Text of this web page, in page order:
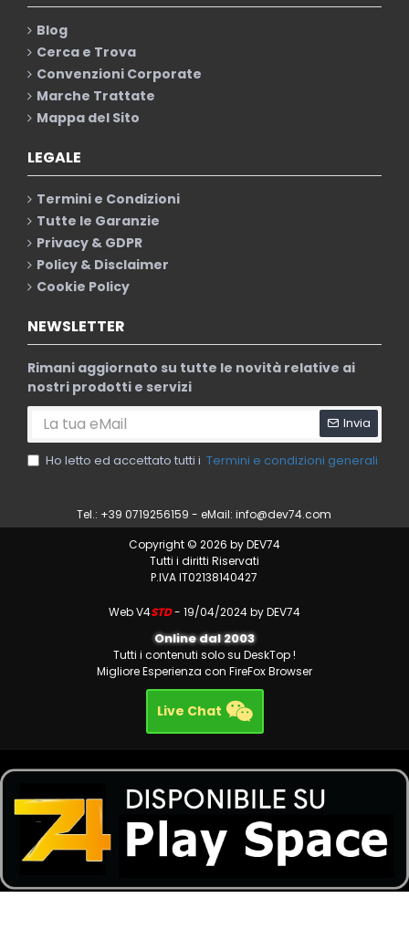
Blog
Cerca e Trova
Convenzioni Corporate
Marche Trattate
Mappa del Sito
LEGALE
Termini e Condizioni
Tutte le Garanzie
Privacy & GDPR
Policy & Disclaimer
Cookie Policy
NEWSLETTER
Rimani aggiornato su tutte le novità relative ai
nostri prodotti e servizi
Invia
Ho letto ed accettato tutti i Termini e condizioni generali
Tel.: +39 0719256159 - eMail:info@dev74.com
Copyright © 2026 by DEV74
Tutti i diritti Riservati
P.IVA IT02138140427
Web V4STD- 19/04/2024 by DEV74
Online dal 2003
Tutti i contenuti solo su DeskTop !
Migliore Esperienza con FireFox Browser
Live Chat